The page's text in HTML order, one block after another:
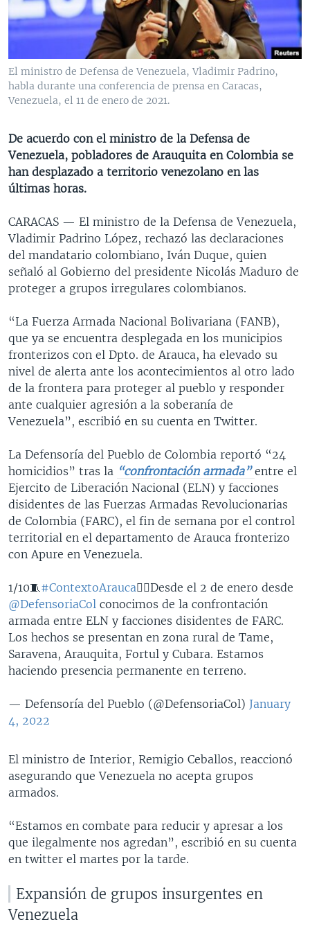
VENEZUELA
BRASIL
NICARAGUA
ECONOMÍA
ENTRETENIMIENTO Y CULTURA
TECNOLOGÍA
DEPORTES
MULTIMEDIA
VIDEOS
FOTOGRAFÍA
AUDIOS
PROGRAMAS TV
EL MUNDO AL DÍA
FORO INTERAMERICANO
LAS CLAVES
PANORAMA
RADIO
AVANCE INFORMATIVO
BUENOS DÍAS AMÉRICA
ESTADOS UNIDOS AL DÍA
EL MUNDO AL DÍA [RADIO]
DEPORTIVO INTERNACIONAL
NOTA ECONÓMICA
ENTRETENIMIENTO
DIRECT
Learning English
SÍGANOS
Idiomas
El ministro de Defensa de Venezuela, Vladimir Padrino,
habla durante una conferencia de prensa en Caracas,
Venezuela, el 11 de enero de 2021.
De acuerdo con el ministro de la Defensa de
Venezuela, pobladores de Arauquita en Colombia se
han desplazado a territorio venezolano en las
últimas horas.
CARACAS — El ministro de la Defensa de Venezuela,
Vladimir Padrino López, rechazó las declaraciones
del mandatario colombiano, Iván Duque, quien
señaló al Gobierno del presidente Nicolás Maduro de
proteger a grupos irregulares colombianos.
“La Fuerza Armada Nacional Bolivariana (FANB),
que ya se encuentra desplegada en los municipios
fronterizos con el Dpto. de Arauca, ha elevado su
nivel de alerta ante los acontecimientos al otro lado
de la frontera para proteger al pueblo y responder
ante cualquier agresión a la soberanía de
Venezuela”, escribió en su cuenta en Twitter.
La Defensoría del Pueblo de Colombia reportó “24
homicidios” tras la “confrontación armada”entre el
Ejercito de Liberación Nacional (ELN) y facciones
disidentes de las Fuerzas Armadas Revolucionarias
de Colombia (FARC), el fin de semana por el control
territorial en el departamento de Arauca fronterizo
con Apure en Venezuela.
1/10🧵 #ContextoArauca👉🏽Desde el 2 de enero desde
@DefensoriaCol conocimos de la confrontación
armada entre ELN y facciones disidentes de FARC.
Los hechos se presentan en zona rural de Tame,
Saravena, Arauquita, Fortul y Cubara. Estamos
haciendo presencia permanente en terreno.
— Defensoría del Pueblo (@DefensoriaCol) January
4, 2022
El ministro de Interior, Remigio Ceballos, reaccionó
asegurando que Venezuela no acepta grupos
armados.
“Estamos en combate para reducir y apresar a los
que ilegalmente nos agredan”, escribió en su cuenta
en twitter el martes por la tarde.
Expansión de grupos insurgentes en
Venezuela